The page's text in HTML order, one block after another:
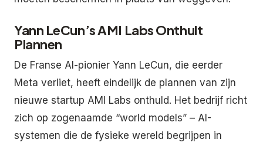
Yann LeCun’s AMI Labs Onthult
Plannen
De Franse AI-pionier Yann LeCun, die eerder
Meta verliet, heeft eindelijk de plannen van zijn
nieuwe startup AMI Labs onthuld. Het bedrijf richt
zich op zogenaamde “world models” – AI-
systemen die de fysieke wereld begrijpen in